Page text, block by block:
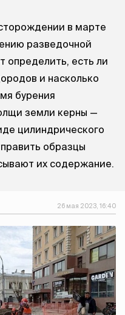
в марте
разведочной
определить, есть ли
и насколько
бурения
земли керны —
цилиндрического
образцы
их содержание.
26 мая 2023, 16:40